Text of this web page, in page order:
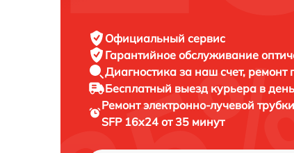
Официальный сервис
Гарантийное обслуживание
Диагностика за наш счет, ремонт
Бесплатный выезд курьера в
Ремонт электронно-лучевой
SFP 16x24 от 35 минут